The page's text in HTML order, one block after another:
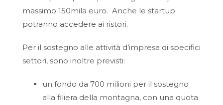
massimo 150mila euro. Anche le startup
potranno accedere ai ristori.
Per il sostegno alle attività d’impresa di specifici
settori, sono inoltre previsti:
un fondo da 700 milioni per il sostegno
alla filiera della montagna, con una quota